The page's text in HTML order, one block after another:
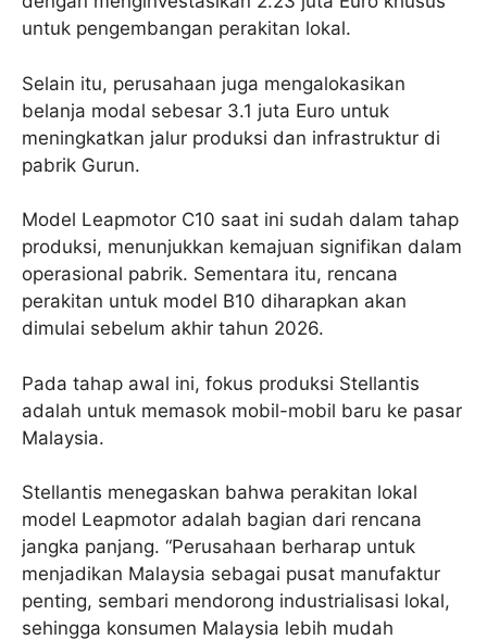
untuk pengembangan perakitan lokal.
Selain itu, perusahaan juga mengalokasikan
belanja modal sebesar 3.1 juta Euro untuk
meningkatkan jalur produksi dan infrastruktur di
pabrik Gurun.
Model Leapmotor C10 saat ini sudah dalam tahap
produksi, menunjukkan kemajuan signifikan dalam
operasional pabrik. Sementara itu, rencana
perakitan untuk model B10 diharapkan akan
dimulai sebelum akhir tahun 2026.
Pada tahap awal ini, fokus produksi Stellantis
adalah untuk memasok mobil-mobil baru ke pasar
Malaysia.
Stellantis menegaskan bahwa perakitan lokal
model Leapmotor adalah bagian dari rencana
jangka panjang. “Perusahaan berharap untuk
menjadikan Malaysia sebagai pusat manufaktur
penting, sembari mendorong industrialisasi lokal,
sehingga konsumen Malaysia lebih mudah